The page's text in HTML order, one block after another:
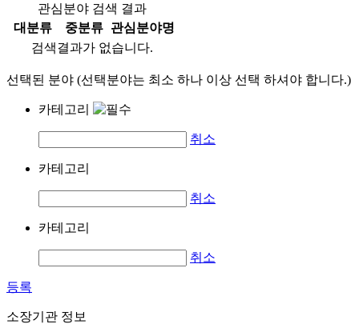
관심분야 검색 결과
대분류
중분류
관심분야명
검색결과가 없습니다.
선택된 분야 (선택분야는 최소 하나 이상 선택 하셔야 합니다.)
카테고리
취소
카테고리
취소
카테고리
취소
등록
소장기관 정보